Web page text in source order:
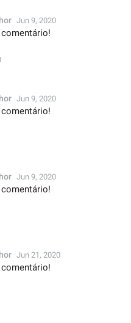
Jun 9, 2020
Jun 9, 2020
Jun 9, 2020
Jun 21, 2020